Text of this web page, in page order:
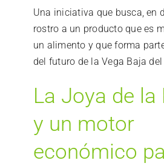
Una iniciativa que busca, en
rostro a un producto que es
un alimento y que forma
del futuro de la Vega Baja del
La Joya de la
y un motor
económico